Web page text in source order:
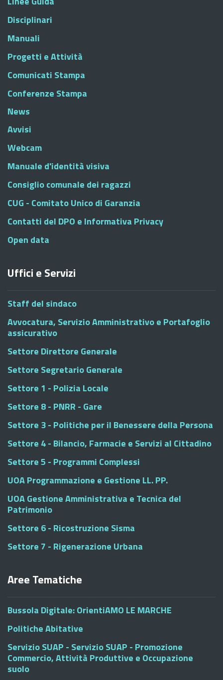
Disciplinari
Manuali
Progetti e Attività
Comunicati Stampa
Conferenze Stampa
News
Avvisi
Webcam
Manuale d'identità visiva
Consiglio comunale dei ragazzi
CUG - Comitato Unico di Garanzia
Contatti del DPO e Informativa Privacy
Open data
Uffici e Servizi
Staff del sindaco
Avvocatura, Servizio Amministrativo e Portafoglio
assicurativo
Settore Direttore Generale
Settore Segretario Generale
Settore 1 - Polizia Locale
Settore 8 - PNRR - Gare
Settore 3 - Politiche per il Benessere della Persona
Settore 4 - Bilancio, Farmacie e Servizi al Cittadino
Settore 5 - Programmi Complessi
UOA Programmazione e Gestione LL. PP.
UOA Gestione Amministrativa e Tecnica del
Patrimonio
Settore 6 - Ricostruzione Sisma
Settore 7 - Rigenerazione Urbana
Aree Tematiche
Bussola Digitale: OrientiAMO LE MARCHE
Politiche Abitative
Servizio SUAP - Servizio SUAP - Promozione
Commercio, Attività Produttive e Occupazione
suolo